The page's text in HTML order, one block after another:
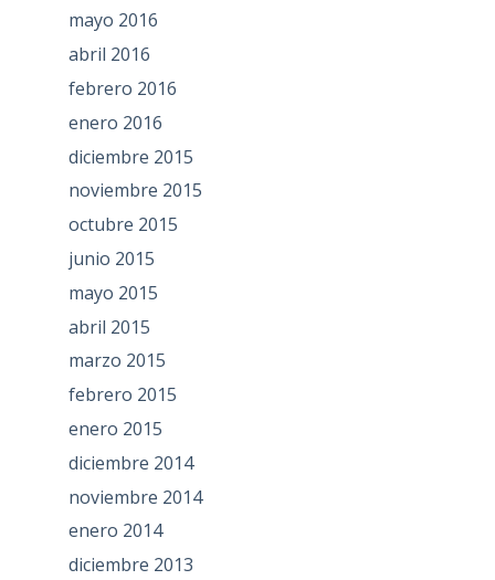
mayo 2016
abril 2016
febrero 2016
enero 2016
diciembre 2015
noviembre 2015
octubre 2015
junio 2015
mayo 2015
abril 2015
marzo 2015
febrero 2015
enero 2015
diciembre 2014
noviembre 2014
enero 2014
diciembre 2013